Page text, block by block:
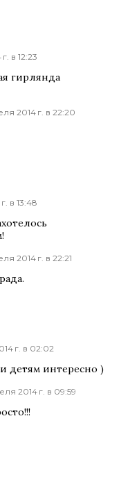
в 12:23
гирлянда
2014 г. в 22:20
в 13:48
2014 г. в 22:21
г. в 02:02
детям интересно )
2014 г. в 09:59